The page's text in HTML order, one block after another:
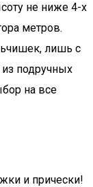
не ниже 4-х
метров.
лишь с
подручных
на все
и прически!